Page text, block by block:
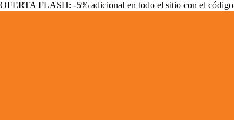
OFERTA FLASH: -5% adicional en todo el sitio con el código